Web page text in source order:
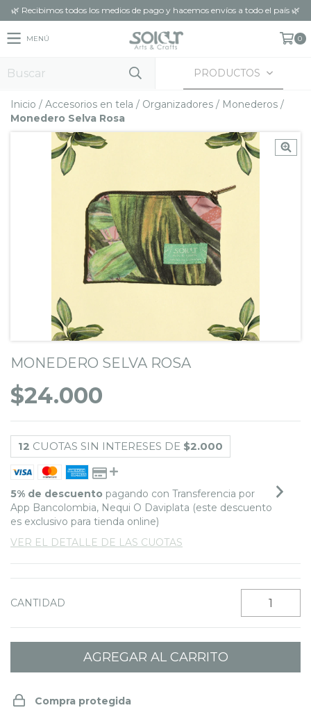
🌿 Recibimos todos los medios de pago y hacemos envíos a todo el país 🌿
MENÚ 0
PRODUCTOS
Inicio / Accesorios en tela / Organizadores / Monederos /
Monedero Selva Rosa
MONEDERO SELVA ROSA
$24.000
12 CUOTAS SIN INTERESES DE $2.000
5% de descuento pagando con Transferencia por
App Bancolombia, Nequi O Daviplata (este descuento
es exclusivo para tienda online)
VER EL DETALLE DE LAS CUOTAS
CANTIDAD
Compra protegida